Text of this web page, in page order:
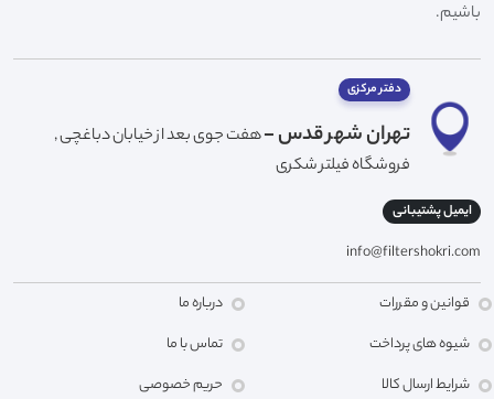
باشیم.
دفتر مرکزی
تهران شهر قدس -هفت جوی بعد از خیابان دباغچی ,
فروشگاه فیلتر شکری
ایمیل پشتیبانی
info@filtershokri.com
قوانین و مقررات
شیوه های پرداخت
شرایط ارسال کالا
درباره ما
تماس با ما
حریم خصوصی